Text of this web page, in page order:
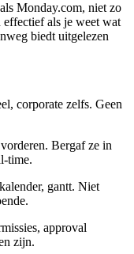
Monday.com, niet zo
als je weet wat
biedt uitgelezen
corporate zelfs. Geen
Bergaf ze in
time.
gantt. Niet
approval
zijn.